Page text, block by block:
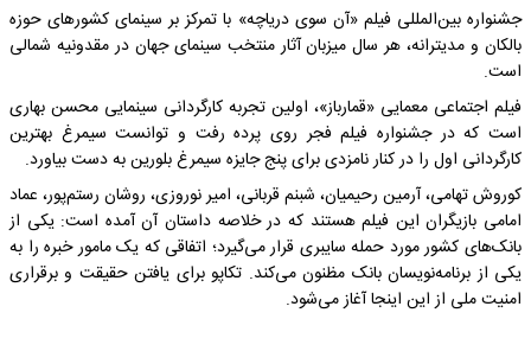
جشنواره بین‌المللی فیلم «آن سوی دریاچه» با تمرکز بر سینمای کشورهای حوزه
بالکان و مدیترانه، هر سال میزبان آثار منتخب سینمای جهان در مقدونیه شمالی
است.
فیلم اجتماعی معمایی «قمارباز»، اولین تجربه کارگردانی سینمایی محسن بهاری
است که در جشنواره فیلم فجر روی پرده رفت و توانست سیمرغ بهترین
کارگردانی اول را در کنار نامزدی برای پنج جایزه سیمرغ بلورین به دست بیاورد.
کوروش تهامی، آرمین رحیمیان، شبنم قربانی، امیر نوروزی، روشان رستم‌پور، عماد
امامی بازیگران این فیلم هستند که در خلاصه داستان آن آمده است: یکی از
بانک‌های کشور مورد حمله سایبری قرار می‌گیرد؛ اتفاقی که یک مامور خبره را به
یکی از برنامه‌نویسان بانک مظنون می‌کند. تکاپو برای یافتن حقیقت و برقراری
امنیت ملی از این اینجا آغاز می‌شود.